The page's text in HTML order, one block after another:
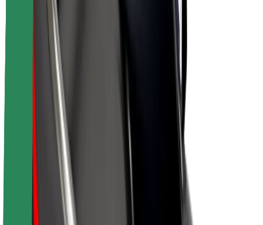
Сталий розвиток у Bolt
Проєкт Нуль
Блог
Пресцентр
Правила використання бренду
Місія
Зв’язки з інвесторами
Керівництво
Бренд
Медіа
Урбаністичний фонд